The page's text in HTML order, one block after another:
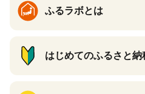
ふるラボとは
はじめてのふるさと納